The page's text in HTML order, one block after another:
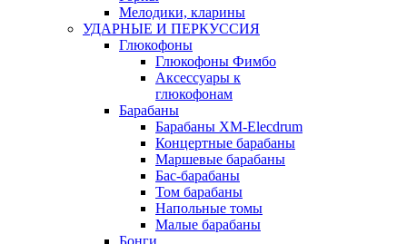
Мелодики, кларины
УДАРНЫЕ И ПЕРКУССИЯ
Глюкофоны
Глюкофоны Фимбо
Аксессуары к
глюкофонам
Барабаны
Барабаны XM-Elecdrum
Концертные барабаны
Маршевые барабаны
Бас-барабаны
Том барабаны
Напольные томы
Малые барабаны
Бонги